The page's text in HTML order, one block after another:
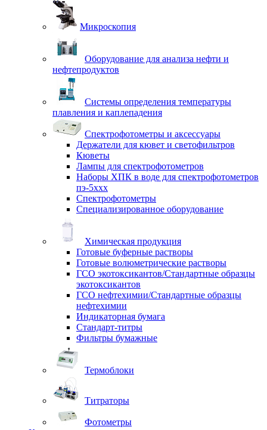
Микроскопия
Оборудование для анализа нефти и
нефтепродуктов
Системы определения температуры
плавления и каплепадения
Спектрофотометры и аксессуары
Держатели для кювет и светофильтров
Кюветы
Лампы для спектрофотометров
Наборы ХПК в воде для спектрофотометров
пэ-5ххх
Спектрофотометры
Специализированное оборудование
Химическая продукция
Готовые буферные растворы
Готовые волюметрические растворы
ГСО экотоксикантов/Стандартные образцы
экотоксикантов
ГСО нефтехимии/Стандартные образцы
нефтехимии
Индикаторная бумага
Стандарт-титры
Фильтры бумажные
Термоблоки
Титраторы
Фотометры